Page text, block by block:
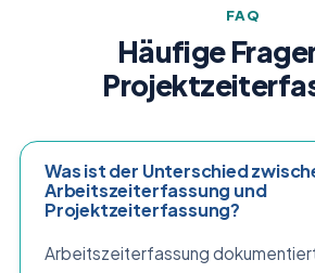
FAQ
Häufige
Was ist der Unterschied
Arbeitszeiterfassung und
Projektzeiterfassung?
Arbeitszeiterfassung